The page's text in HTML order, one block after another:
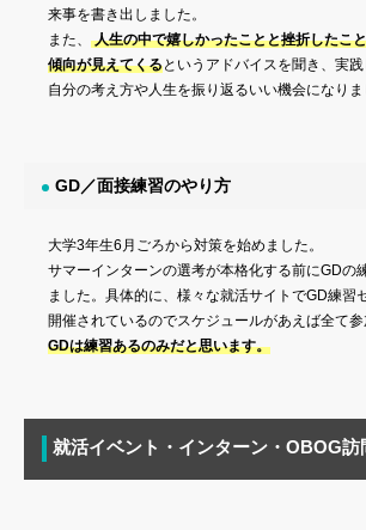
来事を書き出しました。
また、 人生の中で嬉しかったことと挫折したこ
傾向が見えてくるというアドバイスを聞き、実践
自分の考え方や人生を振り返るいい機会になりま
GD／面接練習のやり方
大学3年生6月ごろから対策を始めました。
サマーインターンの選考が本格化する前にGDの
ました。具体的に、様々な就活サイトでGD練習
開催されているのでスケジュールがあえば全て参
GDは練習あるのみだと思います。
就活イベント・インターン・OBOG訪